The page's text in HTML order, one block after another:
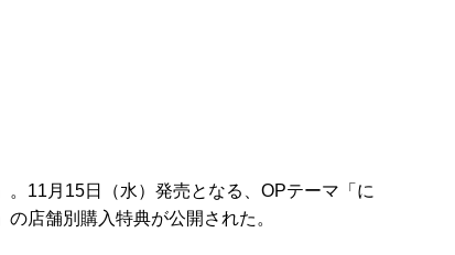
11月15日（水）発売となる、OPテーマ「に
店舗別購入特典が公開された。